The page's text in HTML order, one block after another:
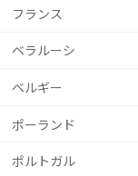
フランス
ベラルーシ
ベルギー
ポーランド
ポルトガル